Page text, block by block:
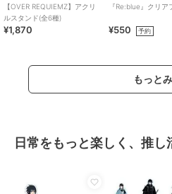
【OVER REQUIEMZ】アクリ
ルスタンド(全6種)
¥1,870
『Re:blue』クリア
¥550 予約
もっと
日常をもっと楽しく、推し